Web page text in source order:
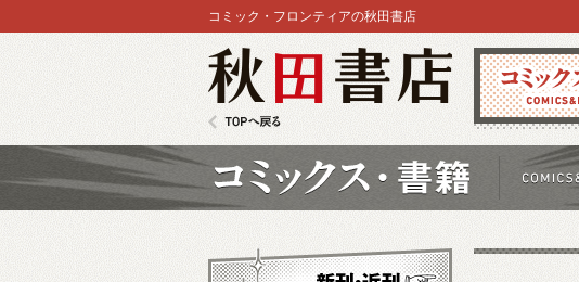
コミックス
コミック・フロンティアの秋田書店